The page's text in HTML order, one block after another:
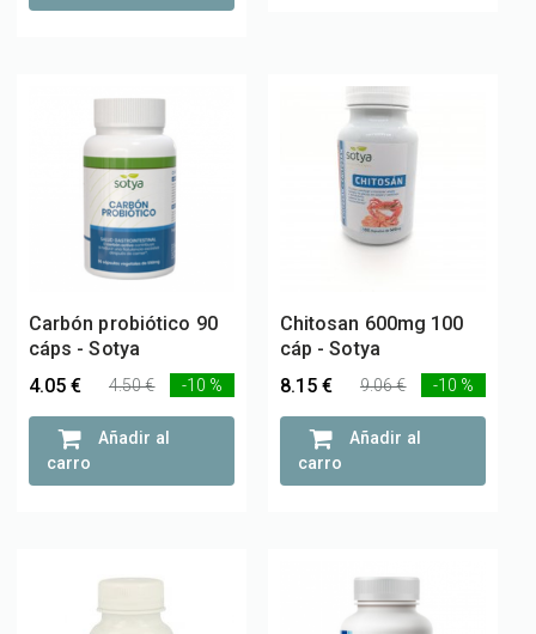
Carbón probiótico 90
cáps - Sotya
4.05 €
4.50 € -10 %
Añadir al
carro
Chitosan 600mg 100
cáp - Sotya
8.15 €
9.06 € -10 %
Añadir al
carro